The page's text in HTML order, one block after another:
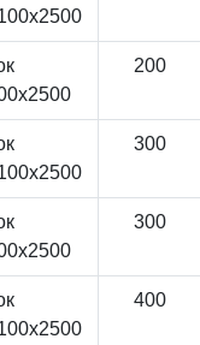
200
300
300
400